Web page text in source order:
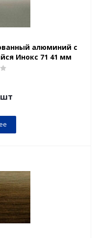
алюминий с
Инокс 71 41 мм